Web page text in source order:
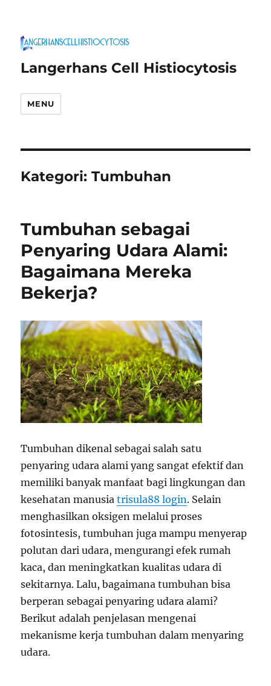
Langerhans Cell Histiocytosis
MENU
Kategori:Tumbuhan
Tumbuhan sebagai
Penyaring Udara Alami:
Bagaimana Mereka
Bekerja?
Tumbuhan dikenal sebagai salah satu
penyaring udara alami yang sangat efektif dan
memiliki banyak manfaat bagi lingkungan dan
kesehatan manusiatrisula88 login. Selain
menghasilkan oksigen melalui proses
fotosintesis, tumbuhan juga mampu menyerap
polutan dari udara, mengurangi efek rumah
kaca, dan meningkatkan kualitas udara di
sekitarnya. Lalu, bagaimana tumbuhan bisa
berperan sebagai penyaring udara alami?
Berikut adalah penjelasan mengenai
mekanisme kerja tumbuhan dalam menyaring
udara.